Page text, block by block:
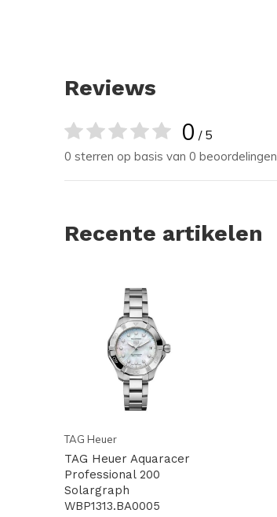
Reviews
0 / 5
0 sterren op basis van 0 beoordelingen
Recente artikelen
TAG Heuer
TAG Heuer Aquaracer
Professional 200
Solargraph
WBP1313.BA0005